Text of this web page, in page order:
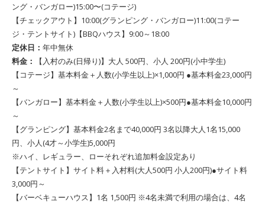
ング・バンガロー)15:00〜(コテージ)
【チェックアウト】10:00(グランピング・バンガロー)11:00(コテー
ジ・テントサイト)【BBQハウス】9:00～18:00
定休日： 年中無休
料金：
【入村のみ(日帰り)】大人 500円、小人 200円(小中学生)
【コテージ】基本料金＋人数(小学生以上)×1,000円 ●基本料金23,000円
～
【バンガロー】基本料金＋人数(小学生以上)×500円●基本料金10,000円
～
【グランピング】基本料金2名まで40,000円 3名以降大人1名15,000
円、小人(4才～小学生)5,000円
※ハイ、レギュラー、ローそれぞれ追加料金設定あり
【テントサイト】サイト料＋入村料(大人500円 小人200円)●サイト料
3,000円～
【バーベキューハウス】1名 1,500円 ※4名未満で利用の場合は、4名